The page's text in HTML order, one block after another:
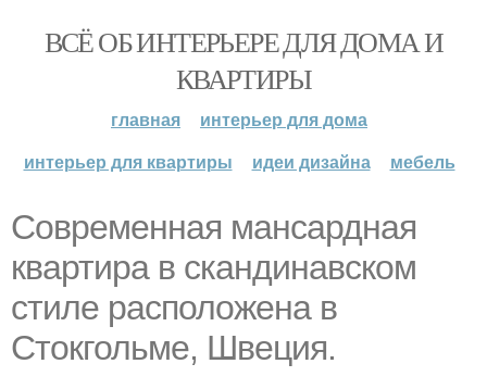
ВСЁ ОБ ИНТЕРЬЕРЕ ДЛЯ ДОМА И
КВАРТИРЫ
главная
интерьер для дома
интерьер для квартиры
идеи дизайна мебель
Современная мансардная
квартира в скандинавском
стиле расположена в
Стокгольме, Швеция.